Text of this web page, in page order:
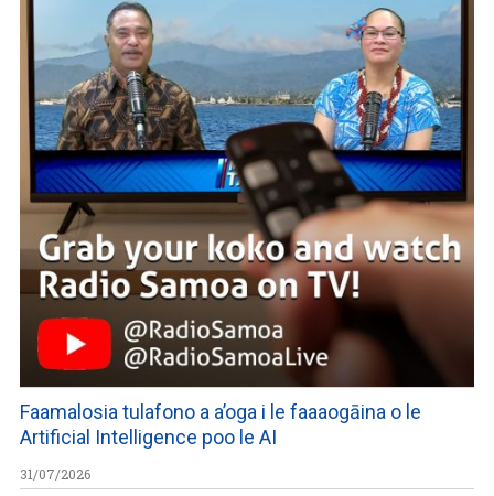
Faamalosia tulafono a a’oga i le faaaogāina o le
Artificial Intelligence poo le AI
31/07/2026